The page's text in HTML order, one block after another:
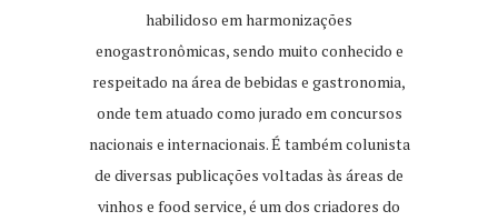
habilidoso em harmonizações
enogastronômicas, sendo muito conhecido e
respeitado na área de bebidas e gastronomia,
onde tem atuado como jurado em concursos
nacionais e internacionais. É também colunista
de diversas publicações voltadas às áreas de
vinhos e food service, é um dos criadores do